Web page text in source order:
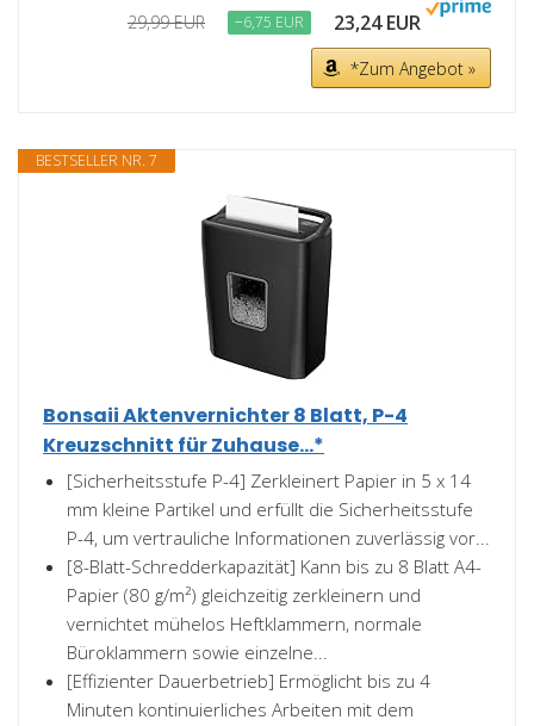
29,99 EUR −6,75 EUR 23,24 EUR
*Zum Angebot »
BESTSELLER NR. 7
Bonsaii Aktenvernichter 8 Blatt, P-4
Kreuzschnitt für Zuhause...*
[Sicherheitsstufe P-4] Zerkleinert Papier in 5 x 14
mm kleine Partikel und erfüllt die Sicherheitsstufe
P-4, um vertrauliche Informationen zuverlässig vor...
[8-Blatt-Schredderkapazität] Kann bis zu 8 Blatt A4-
Papier (80 g/m²) gleichzeitig zerkleinern und
vernichtet mühelos Heftklammern, normale
Büroklammern sowie einzelne...
[Effizienter Dauerbetrieb] Ermöglicht bis zu 4
Minuten kontinuierliches Arbeiten mit dem